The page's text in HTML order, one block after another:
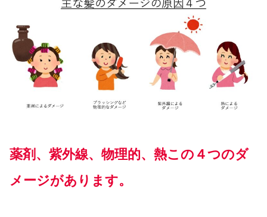
薬剤、紫外線、物理的、熱この４つのダ
メージがあります。